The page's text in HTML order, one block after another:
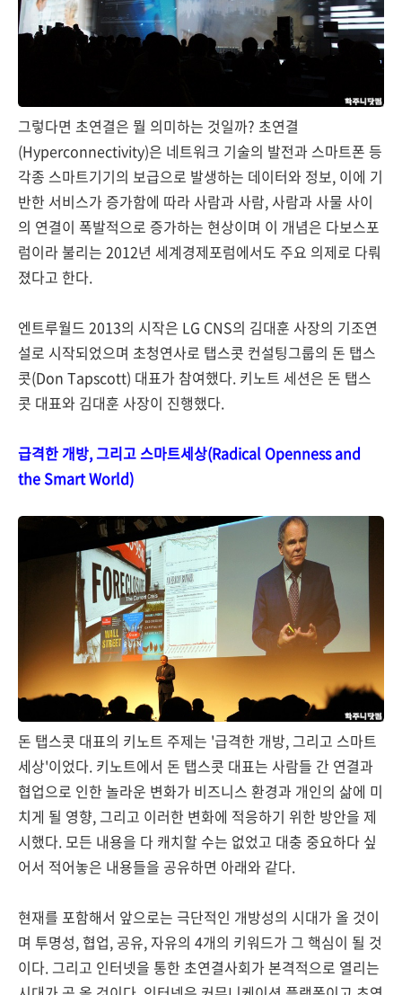
그렇다면 초연결은 뭘 의미하는 것일까? 초연결
(Hyperconnectivity)은 네트워크 기술의 발전과 스마트폰 등
각종 스마트기기의 보급으로 발생하는 데이터와 정보, 이에 기
반한 서비스가 증가함에 따라 사람과 사람, 사람과 사물 사이
의 연결이 폭발적으로 증가하는 현상이며 이 개념은 다보스포
럼이라 불리는 2012년 세계경제포럼에서도 주요 의제로 다뤄
졌다고 한다.
엔트루월드 2013의 시작은 LG CNS의 김대훈 사장의 기조연
설로 시작되었으며 초청연사로 탭스콧 컨설팅그룹의 돈 탭스
콧(Don Tapscott) 대표가 참여했다. 키노트 세션은 돈 탭스
콧 대표와 김대훈 사장이 진행했다.
급격한 개방, 그리고 스마트세상(Radical Openness and
the Smart World)
돈 탭스콧 대표의 키노트 주제는 '급격한 개방, 그리고 스마트
세상'이었다. 키노트에서 돈 탭스콧 대표는 사람들 간 연결과
협업으로 인한 놀라운 변화가 비즈니스 환경과 개인의 삶에 미
치게 될 영향, 그리고 이러한 변화에 적응하기 위한 방안을 제
시했다. 모든 내용을 다 캐치할 수는 없었고 대충 중요하다 싶
어서 적어놓은 내용들을 공유하면 아래와 같다.
현재를 포함해서 앞으로는 극단적인 개방성의 시대가 올 것이
며 투명성, 협업, 공유, 자유의 4개의 키워드가 그 핵심이 될 것
이다. 그리고 인터넷을 통한 초연결사회가 본격적으로 열리는